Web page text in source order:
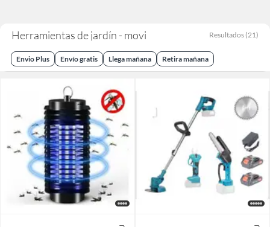
Herramientas de jardín - movi Resultados (21)
Envio Plus Envío gratis Llega mañana Retira mañana